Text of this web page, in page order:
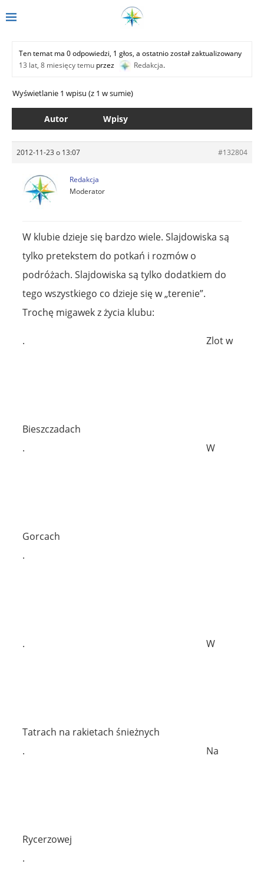
Ten temat ma 0 odpowiedzi, 1 głos, a ostatnio został zaktualizowany
13 lat, 8 miesięcy temu przez Redakcja.
Wyświetlanie 1 wpisu (z 1 w sumie)
Autor Wpisy
2012-11-23 o 13:07 #132804
Redakcja
Moderator
W klubie dzieje się bardzo wiele. Slajdowiska są
tylko pretekstem do potkań i rozmów o
podróżach. Slajdowiska są tylko dodatkiem do
tego wszystkiego co dzieje się w „terenie”.
Trochę migawek z życia klubu:
. Zlot w
Bieszczadach
.
W
Gorcach
.
. W
Tatrach na rakietach śnieżnych
.
Na
Rycerzowej
.